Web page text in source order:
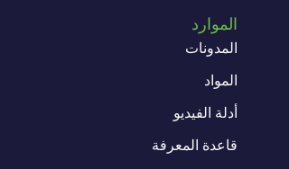
الموارد
المدونات
المواد
أدلة الفيديو
قاعدة المعرفة